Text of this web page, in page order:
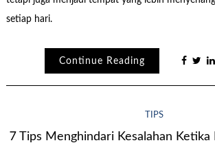
setiap hari.
Continue Reading
TIPS
7 Tips Menghindari Kesalahan Ketika